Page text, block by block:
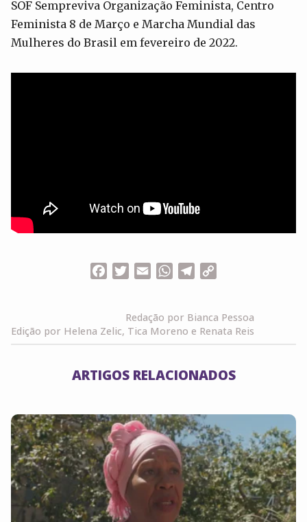
SOF Sempreviva Organização Feminista, Centro
Feminista 8 de Março e Marcha Mundial das
Mulheres do Brasil em fevereiro de 2022.
FacebookTwitterEmailWhatsApp
Telegram
Redação por Bianca Pessoa
Edição por Helena Zelic, Tica Moreno e Renata Reis
ARTIGOS RELACIONADOS